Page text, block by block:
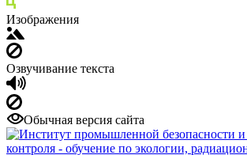
Изображения
Озвучивание текста
Обычная версия сайта